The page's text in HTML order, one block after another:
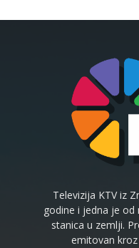
Televizija KTV iz
godine i jedna je od
stanica u zemlji.
emitovan